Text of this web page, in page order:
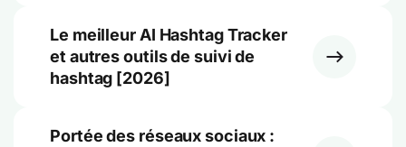
Le meilleur AI Hashtag Tracker
et autres outils de suivi de
hashtag [2026]
Portée des réseaux sociaux :